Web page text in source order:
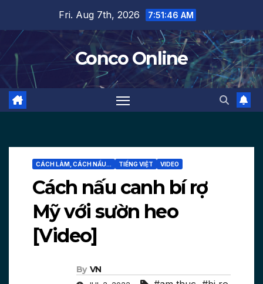
content
Fri. Aug 7th, 2026 7:51:47 AM
Conco Online
CÁCH LÀM, CÁCH NẤU... TIẾNG VIỆT VIDEO
Cách nấu canh bí rợ
Mỹ với sườn heo
[Video]
By VN